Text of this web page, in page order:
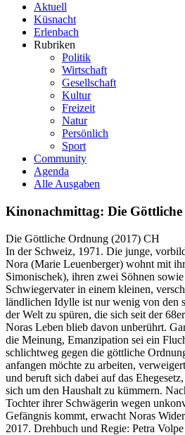
Aktuell
Küsnacht
Erlenbach
Rubriken
Politik
Wirtschaft
Gesellschaft
Kultur
Freizeit
Natur
Persönlich
Sport
Community
Agenda
Alle Ausgaben
Kinonachmittag: Die
Die Göttliche Ordnung (2017) CH
In der Schweiz, 1971. Die junge,
Nora (Marie Leuenberger) wohnt mit
Simonischek), ihren zwei Söhnen
Schwiegervater in einem kleinen,
ländlichen Idylle ist nur wenig von den
der Welt zu spüren, die sich seit der
Noras Leben blieb davon unberührt.
die Meinung, Emanzipation sei ein
schlichtweg gegen die göttliche
anfangen möchte zu arbeiten,
und beruft sich dabei auf das
sich um den Haushalt zu kümmern.
Tochter ihrer Schwägerin wegen
Gefängnis kommt, erwacht Noras
2017. Drehbuch und Regie: Petra Volpe